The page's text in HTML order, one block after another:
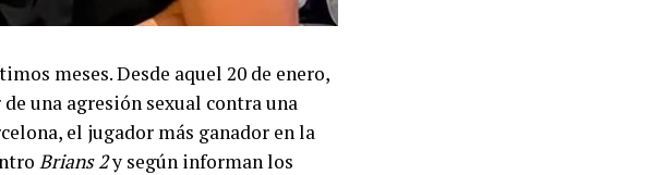
meses. Desde aquel 20 de enero,
una agresión sexual contra una
el jugador más ganador en la
Brians 2y según informan los